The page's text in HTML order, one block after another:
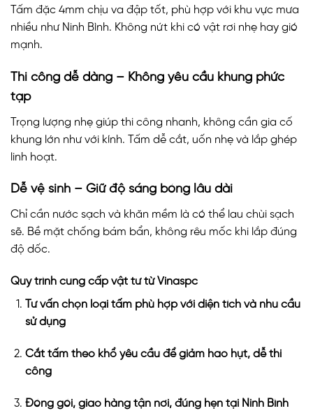
Tấm đặc 4mm chịu va đập tốt, phù hợp với khu vực mưa
nhiều như Ninh Bình. Không nứt khi có vật rơi nhẹ hay gió
mạnh.
Thi công dễ dàng – Không yêu cầu khung phức
tạp
Trọng lượng nhẹ giúp thi công nhanh, không cần gia cố
khung lớn như với kính. Tấm dễ cắt, uốn nhẹ và lắp ghép
linh hoạt.
Dễ vệ sinh – Giữ độ sáng bóng lâu dài
Chỉ cần nước sạch và khăn mềm là có thể lau chùi sạch
sẽ. Bề mặt chống bám bẩn, không rêu mốc khi lắp đúng
độ dốc.
Quy trình cung cấp vật tư từ Vinaspc
Tư vấn chọn loại tấm phù hợp với diện tích và nhu cầu
sử dụng
Cắt tấm theo khổ yêu cầu để giảm hao hụt, dễ thi
công
Đóng gói, giao hàng tận nơi, đúng hẹn tại Ninh Bình